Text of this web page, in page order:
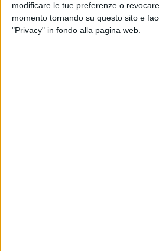
modificare le tue preferenze o
momento tornando su questo sito e
"Privacy" in fondo alla pagina web.
non è ideologia. È rispetto per le
comportarsi, non un modo di dire.
lottato perché potessimo essere